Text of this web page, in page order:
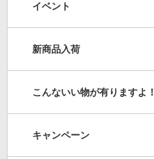
イベント
新商品入荷
こんないい物が有りますよ！
キャンペーン